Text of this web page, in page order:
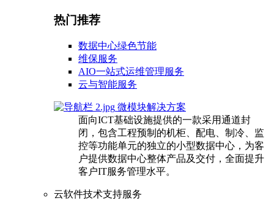
热门推荐
数据中心绿色节能
维保服务
AIO一站式运维管理服务
云与智能服务
微模块解决方案
面向ICT基础设施提供的一款采用通道封
闭，包含工程预制的机柜、配电、制冷、监
控等功能单元的独立的小型数据中心，为客
户提供数据中心整体产品及交付，全面提升
客户IT服务管理水平。
云软件技术支持服务